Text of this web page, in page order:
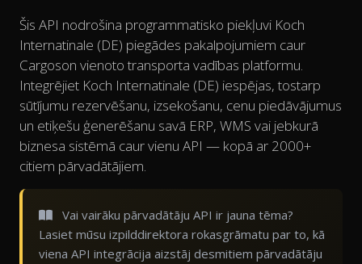
Šis API nodrošina programmatisko piekļuvi Koch
Internatinale (DE) piegādes pakalpojumiem caur
Cargoson vienoto transporta vadības platformu.
Integrējiet Koch Internatinale (DE) iespējas, tostarp
sūtījumu rezervēšanu, izsekošanu, cenu piedāvājumus
un etiķešu ģenerēšanu savā ERP, WMS vai jebkurā
biznesa sistēmā caur vienu API — kopā ar 2000+
citiem pārvadātājiem.
Vai vairāku pārvadātāju API ir jauna tēma?
Lasiet mūsu izpilddirektora rokasgrāmatu par to, kā
viena API integrācija aizstāj desmitiem pārvadātāju